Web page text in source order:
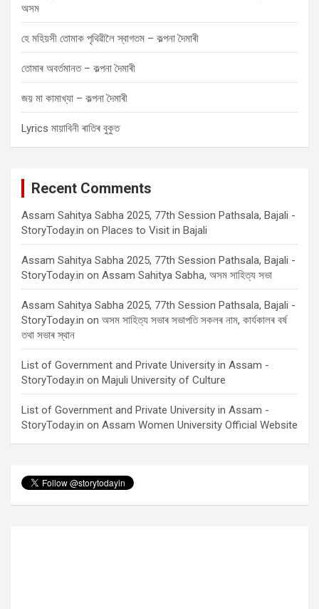
অসম
হে মহিয়সী তোমাক পৃথিৱীলৈ স্বাগতম – কল্পনা দৈমাৰী
তোমাৰ অবৰ্তমানত – কল্পনা দৈমাৰী
জয় মা কামাখ্যা – কল্পনা দৈমাৰী
Lyrics মায়াবিনী ৰাতিৰ বুকুত
Recent Comments
Assam Sahitya Sabha 2025, 77th Session Pathsala, Bajali -
StoryToday.in on Places to Visit in Bajali
Assam Sahitya Sabha 2025, 77th Session Pathsala, Bajali -
StoryToday.in on Assam Sahitya Sabha, অসম সাহিত্য সভা
Assam Sahitya Sabha 2025, 77th Session Pathsala, Bajali -
StoryToday.in on অসম সাহিত্য সভাৰ সভাপতি সকলৰ নাম, কাৰ্যকালৰ বৰ্ষ
তথা সভাৰ স্থান
List of Government and Private University in Assam -
StoryToday.in on Majuli University of Culture
List of Government and Private University in Assam -
StoryToday.in on Assam Women University Official Website